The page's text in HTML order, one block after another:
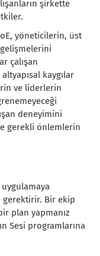
şirkette
yöneticilerin, üst
çalışan
kaygılar
ve liderlerin
deneyimini
gerekli önlemlerin
gerektirir. Bir ekip
plan yapmanız
Sesi programlarına